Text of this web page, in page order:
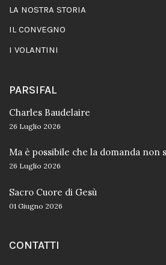
LA NOSTRA STORIA
IL CONVEGNO
I VOLANTINI
PARSIFAL
Charles Baudelaire
26 Luglio 2026
Ma è possibile che la domanda non
26 Luglio 2026
Sacro Cuore di Gesù
01 Giugno 2026
CONTATTI